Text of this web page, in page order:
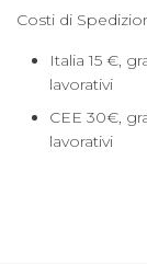
Costi di
Italia 15 €,
lavorativi
CEE 30€,
lavorativi